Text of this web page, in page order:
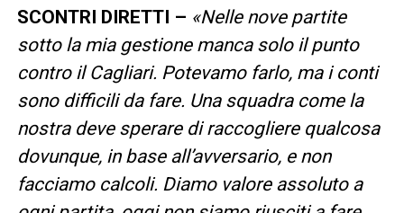
SCONTRI DIRETTI – «Nelle nove partite
sotto la mia gestione manca solo il punto
contro il Cagliari. Potevamo farlo, ma i conti
sono difficili da fare. Una squadra come la
nostra deve sperare di raccogliere qualcosa
dovunque, in base all’avversario, e non
facciamo calcoli. Diamo valore assoluto a